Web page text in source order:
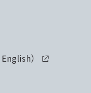
English）